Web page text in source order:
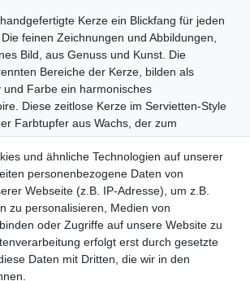
Kerze ein Blickfang für jeden
feinen Zeichnungen und Abbildungen,
Bild, aus Genuss und Kunst. Die
Bereiche der Kerze, bilden als
und Farbe ein harmonisches
Diese zeitlose Kerze im Servietten-Style
Farbtupfer aus Wachs, der zum
zu einem Gespräch, beschienen von
in altrosa und beige gehaltene Kerze
8 x 8 x 12 Zentimeter.
ist nicht mit im Lieferumfang enthalten.
nur eineKerze.
ist auch als Zylinder oder Triangel erhältlich.
und ähnliche Technologien auf unserer
personenbezogene Daten von
Webseite (z.B. IP-Adresse), um z.B.
zu personalisieren, Medien von
oder Zugriffe auf unsere Website zu
erfolgt erst durch gesetzte
Daten mit Dritten, die wir in den